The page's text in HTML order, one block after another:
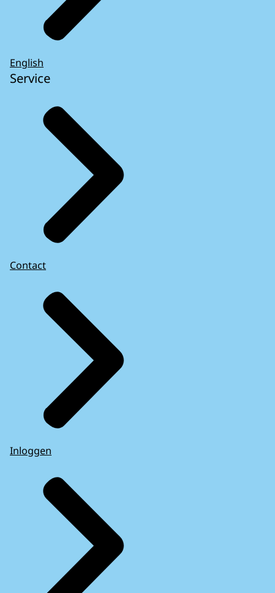
English
Service
Contact
Inloggen